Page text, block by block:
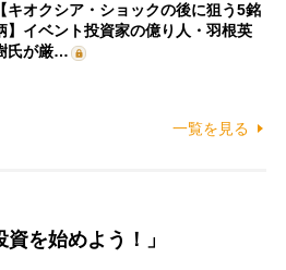
【キオクシア・ショックの後に狙う5銘
】イベント投資家の億り人・羽根英
氏が厳…
一覧を見る
を始めよう！」